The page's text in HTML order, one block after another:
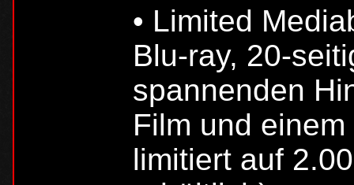
• Limited
Blu-ray, 20-
spannenden
Film und
limitiert auf